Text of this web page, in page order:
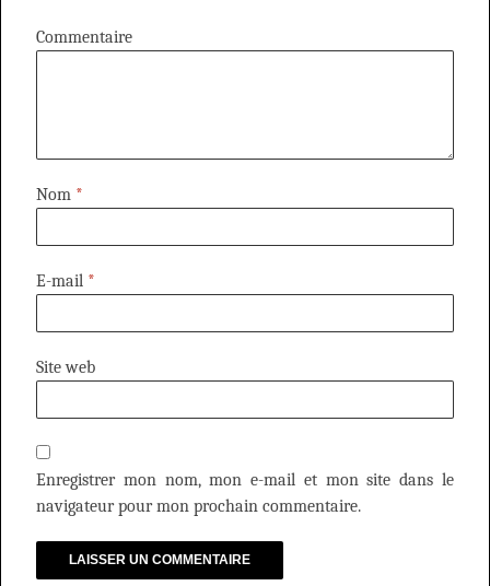
Commentaire
Nom *
E-mail *
Site web
Enregistrer mon nom, mon e-mail et mon site dans le
navigateur pour mon prochain commentaire.